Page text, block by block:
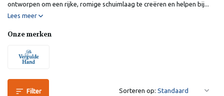
ontworpen om een rijke, romige schuimlaag te creëren en helpen bij...
Lees meer
Onze merken
Filter Sorteren op: